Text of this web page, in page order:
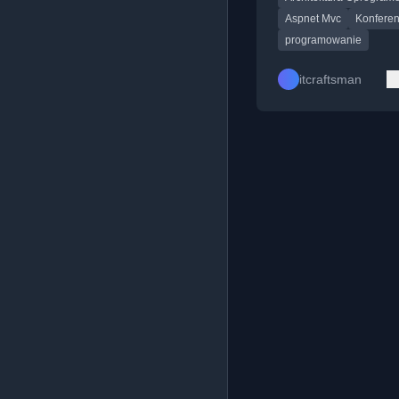
Aspnet Mvc
programowanie
itcraftsman